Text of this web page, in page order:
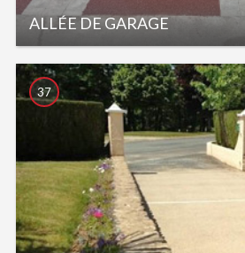
ALLÉE DE GARAGE
37